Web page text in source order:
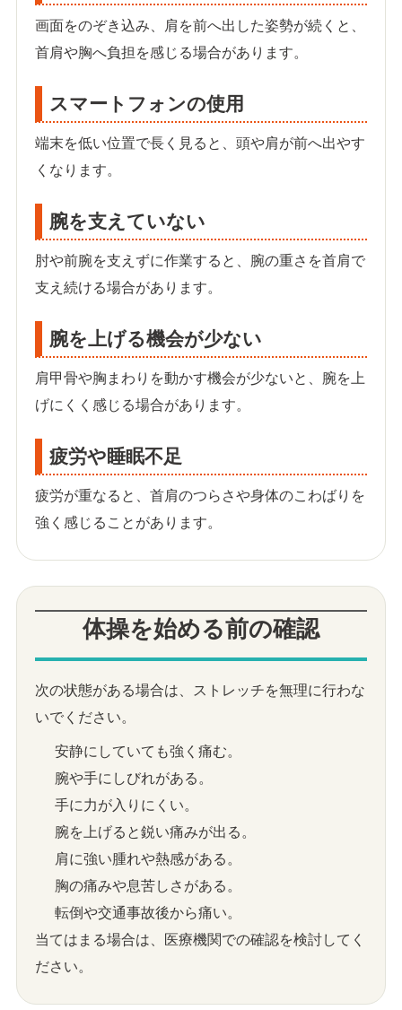
画面をのぞき込み、肩を前へ出した姿勢が続くと、
首肩や胸へ負担を感じる場合があります。
スマートフォンの使用
端末を低い位置で長く見ると、頭や肩が前へ出やす
くなります。
腕を支えていない
肘や前腕を支えずに作業すると、腕の重さを首肩で
支え続ける場合があります。
腕を上げる機会が少ない
肩甲骨や胸まわりを動かす機会が少ないと、腕を上
げにくく感じる場合があります。
疲労や睡眠不足
疲労が重なると、首肩のつらさや身体のこわばりを
強く感じることがあります。
体操を始める前の確認
次の状態がある場合は、ストレッチを無理に行わな
いでください。
安静にしていても強く痛む。
腕や手にしびれがある。
手に力が入りにくい。
腕を上げると鋭い痛みが出る。
肩に強い腫れや熱感がある。
胸の痛みや息苦しさがある。
転倒や交通事故後から痛い。
当てはまる場合は、医療機関での確認を検討してく
ださい。